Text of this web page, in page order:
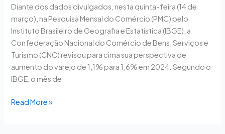
Diante dos dados divulgados, nesta quinta-feira (14 de
março), na Pesquisa Mensal do Comércio (PMC) pelo
Instituto Brasileiro de Geografia e Estatística (IBGE), a
Confederação Nacional do Comércio de Bens, Serviços e
Turismo (CNC) revisou para cima sua perspectiva de
aumento do varejo de 1,1% para 1,6% em 2024. Segundo o
IBGE, o mês de
Read More »